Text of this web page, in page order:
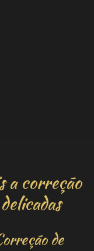
a correção
de